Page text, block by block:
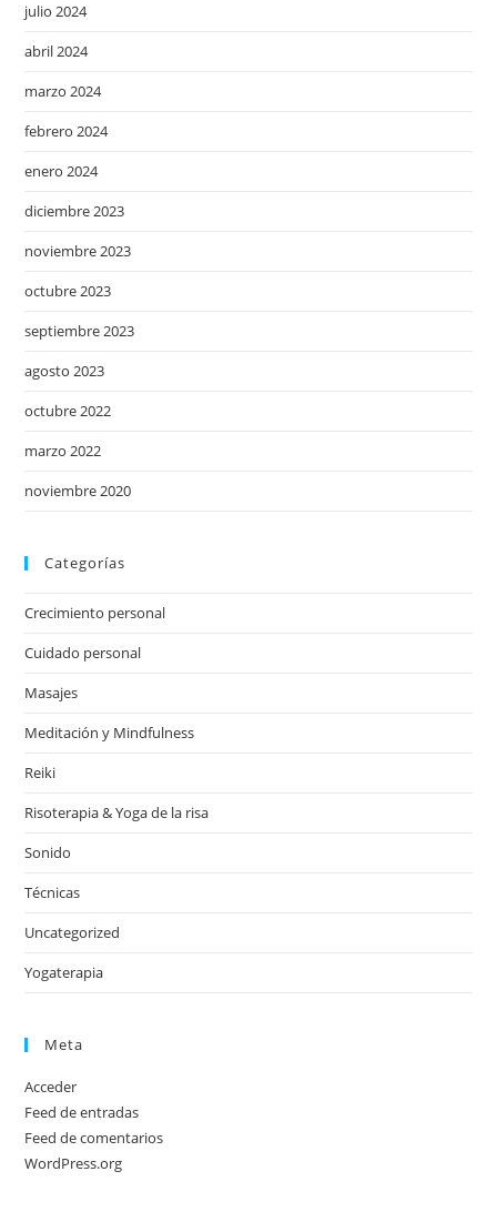
julio 2024
abril 2024
marzo 2024
febrero 2024
enero 2024
diciembre 2023
noviembre 2023
octubre 2023
septiembre 2023
agosto 2023
octubre 2022
marzo 2022
noviembre 2020
Categorías
Crecimiento personal
Cuidado personal
Masajes
Meditación y Mindfulness
Reiki
Risoterapia & Yoga de la risa
Sonido
Técnicas
Uncategorized
Yogaterapia
Meta
Acceder
Feed de entradas
Feed de comentarios
WordPress.org